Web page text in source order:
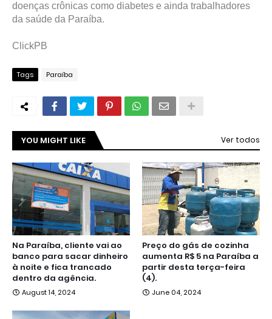
doenças crônicas como diabetes e ainda trabalhadores
da saúde da Paraíba.
ClickPB
Tags Paraíba
YOU MIGHT LIKE Ver todos
Na Paraíba, cliente vai ao
banco para sacar dinheiro
à noite e fica trancado
dentro da agência.
August 14, 2024
Preço do gás de cozinha
aumenta R$ 5 na Paraíba a
partir desta terça-feira
(4).
June 04, 2024